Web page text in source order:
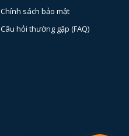
Chính sách bảo mật
Câu hỏi thường gặp (FAQ)